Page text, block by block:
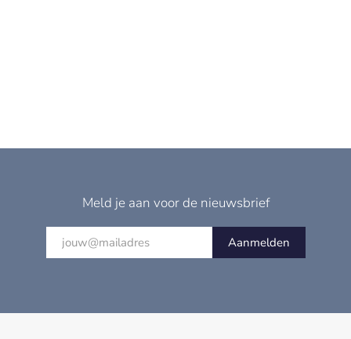
Meld je aan voor de nieuwsbrief
Aanmelden